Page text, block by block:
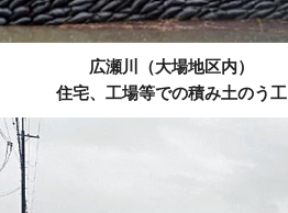
広瀬川（大場地区内）
住宅、工場等での積み土のう工